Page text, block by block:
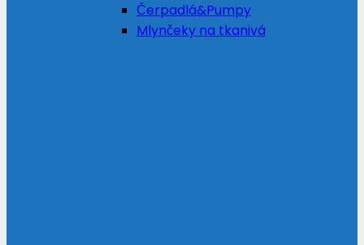
Čerpadlá&Pumpy
Mlynčeky na tkanivá